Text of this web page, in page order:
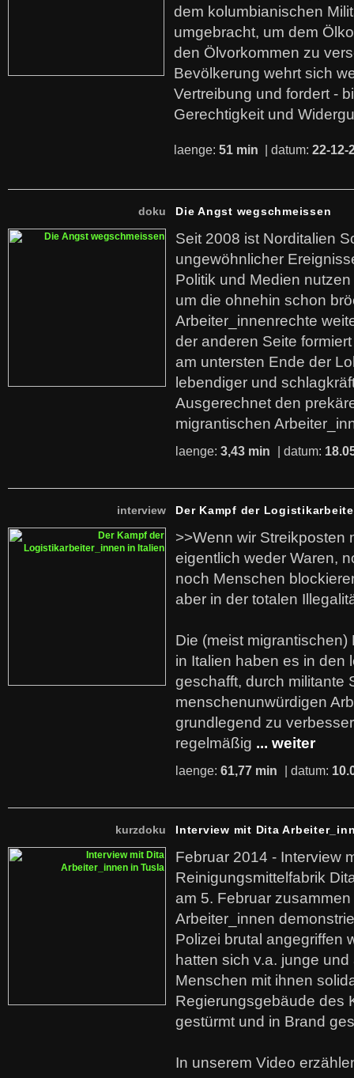
dem kolumbianischen
umgebracht, um dem
den Ölvorkommen zu
Bevölkerung wehrt sich
Vertreibung und fordert -
Gerechtigkeit und
laenge: 51 min | datum: 22-12-
doku Die Angst wegschmeissen
Seit 2008 ist Norditalien
ungewöhnlicher
Politik und Medien
um die ohnehin schon
Arbeiter_innenrechte
der anderen Seite
am untersten Ende der
lebendiger und
Ausgerechnet den
migrantischen
laenge: 3,43 min | datum:
interview Der Kampf der
>>Wenn wir Streikposten
eigentlich weder Waren,
noch Menschen
aber in der totalen
Die (meist
in Italien haben es in den
geschafft, durch militante
menschenunwürdigen
grundlegend zu
regelmäßig ... weiter
laenge: 61,77 min | datum:
kurzdoku Interview mit Dita
Februar 2014 - Interview
Reinigungsmittelfabrik
am 5. Februar
Arbeiter_innen
Polizei brutal angegriffen
hatten sich v.a. junge
Menschen mit ihnen
Regierungsgebäude des
gestürmt und in Brand
In unserem Video